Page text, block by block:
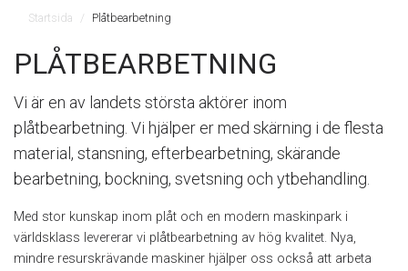
Startsida Plåtbearbetning
PLÅTBEARBETNING
Vi är en av landets största aktörer inom
plåtbearbetning. Vi hjälper er med skärning i de flesta
material, stansning, efterbearbetning, skärande
bearbetning, bockning, svetsning och ytbehandling.
Med stor kunskap inom plåt och en modern maskinpark i
världsklass levererar vi plåtbearbetning av hög kvalitet. Nya,
mindre resurskrävande maskiner hjälper oss också att arbeta